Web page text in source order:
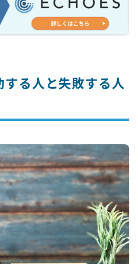
る人と失敗する人